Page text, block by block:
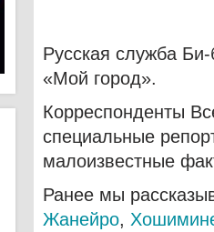
Русская служба
«Мой город».
Корреспонденты
специальные
малоизвестные
Ранее мы
Жанейро,